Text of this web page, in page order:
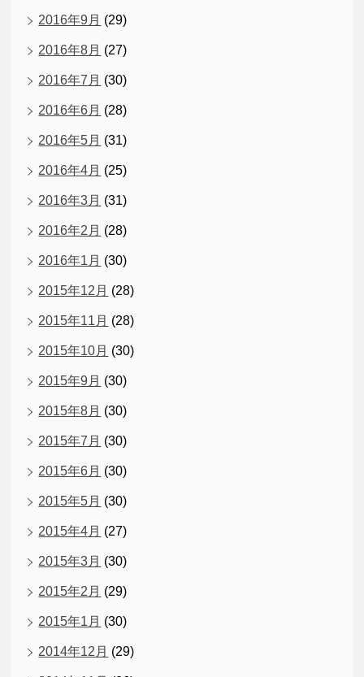
2016年9月 (29)
2016年8月 (27)
2016年7月 (30)
2016年6月 (28)
2016年5月 (31)
2016年4月 (25)
2016年3月 (31)
2016年2月 (28)
2016年1月 (30)
2015年12月 (28)
2015年11月 (28)
2015年10月 (30)
2015年9月 (30)
2015年8月 (30)
2015年7月 (30)
2015年6月 (30)
2015年5月 (30)
2015年4月 (27)
2015年3月 (30)
2015年2月 (29)
2015年1月 (30)
2014年12月 (29)